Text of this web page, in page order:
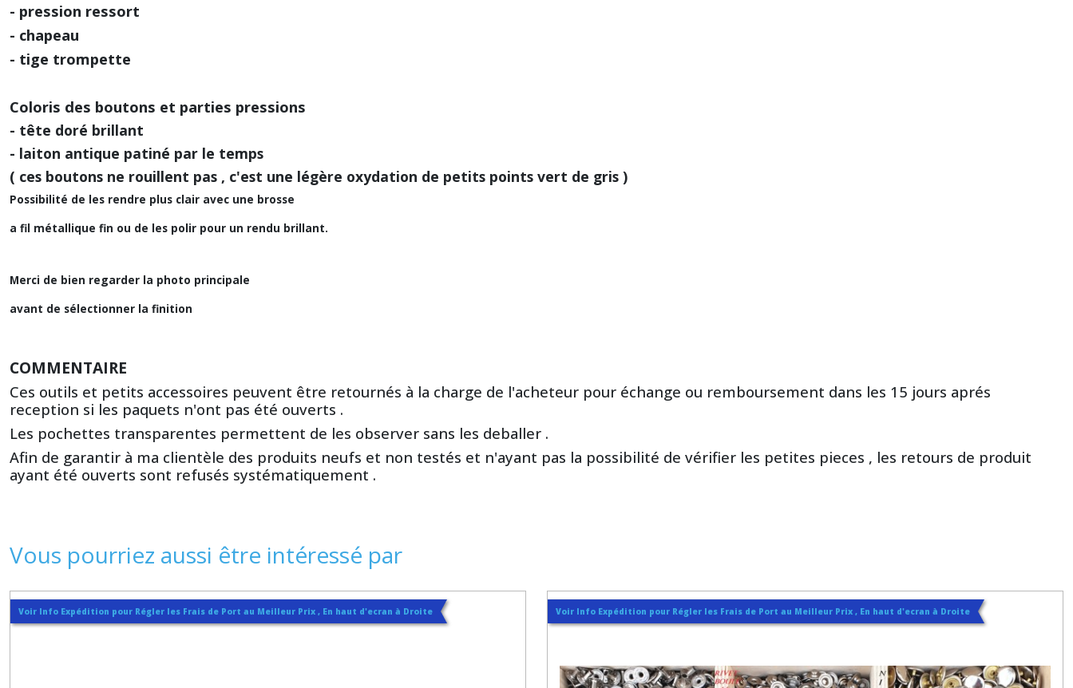
- pression ressort
- chapeau
- tige trompette
Coloris des boutons et parties pressions
- tête doré brillant
- laiton antique patiné par le temps
( ces boutons ne rouillent pas , c'est une légère oxydation de petits points vert de gris )
Possibilité de les rendre plus clair avec une brosse
a fil métallique fin ou de les polir pour un rendu brillant.
Merci de bien regarder la photo principale
avant de sélectionner la finition
COMMENTAIRE
Ces outils et petits accessoires peuvent être retournés à la charge de l'acheteur pour échange ou remboursement dans les 15 jours aprés
reception si les paquets n'ont pas été ouverts .
Les pochettes transparentes permettent de les observer sans les deballer .
Afin de garantir à ma clientèle des produits neufs et non testés et n'ayant pas la possibilité de vérifier les petites pieces , les retours de produit
ayant été ouverts sont refusés systématiquement .
Vous pourriez aussi être intéressé par
Voir Info Expédition pour Régler les Frais de Port au Meilleur Prix , En haut d'ecran à Droite Voir Info Expédition pour Régler les Frais de Port au Meilleur Prix , En haut d'ecran à Droite